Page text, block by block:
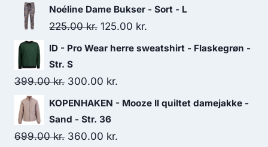
Noéline Dame Bukser - Sort - L
225.00kr. Original
price
225.00 kr..
125.00 kr.
price
ID - Pro Wear herre sweatshirt - Flaskegrøn -
Str. S
399.00kr. Original
price
was:
399.00 kr..
300.00 kr.
price
KOPENHAKEN - Mooze II quiltet damejakke -
Sand - Str. 36
699.00kr. Original
360.00 kr.